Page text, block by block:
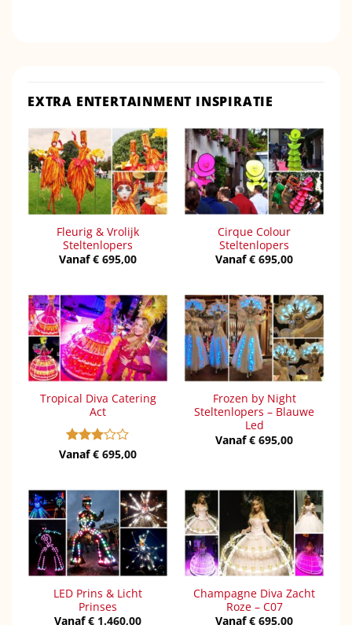
EXTRA ENTERTAINMENT INSPIRATIE
Fleurig & Vrolijk
Steltenlopers
Vanaf€ 695,00
Cirque Colour
Steltenlopers
Vanaf€ 695,00
Tropical Diva Catering
Act
Gewaardeerd
Vanaf€ 695,00
Frozen by Night
Steltenlopers – Blauwe
Led
Vanaf€ 695,00
LED Prins & Licht
Prinses
Vanaf€ 1.460,00
Champagne Diva Zacht
Roze – C07
Vanaf€ 695,00